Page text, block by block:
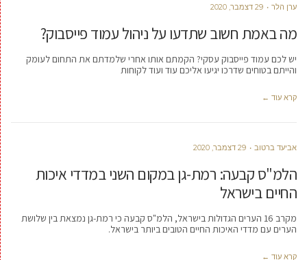
ערן הלר 29 דצמבר, 2020
מה באמת חשוב שתדעו על ניהול עמוד פייסבוק?
יש לכם עמוד פייסבוק עסקי? הקמתם אותו אחרי שלמדתם את התחום לעומק
והייתם בטוחים שדרכו יגיעו אליכם עוד ועוד לקוחות
קרא עוד ←
אביעד ברטוב 29 דצמבר, 2020
הלמ"ס קבעה: רמת-גן במקום השני במדדי איכות
החיים בישראל
מקרב 16 הערים הגדולות בישראל, הלמ"ס קבעה כי רמת-גן נמצאת בין שלושת
הערים עם מדדי האיכות החיים הטובים ביותר בישראל.
קרא עוד ←